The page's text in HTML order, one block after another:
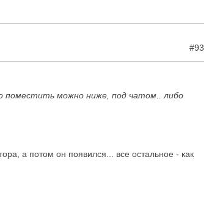
#93
поместить можно ниже, под чатом.. либо
а потом он появился... все остальное - как